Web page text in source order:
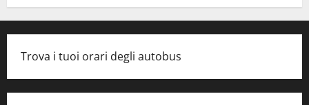
Trova i tuoi orari degli autobus